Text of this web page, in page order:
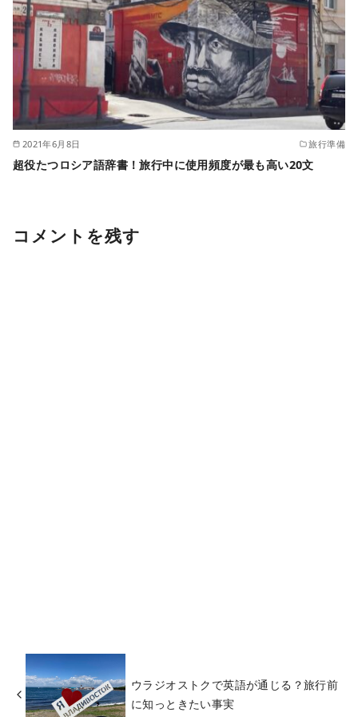
2021年6月8日 旅行準備
超役たつロシア語辞書！旅行中に使用頻度が最も高い20文
コメントを残す
ウラジオストクで英語が通じる？旅行前
に知っときたい事実